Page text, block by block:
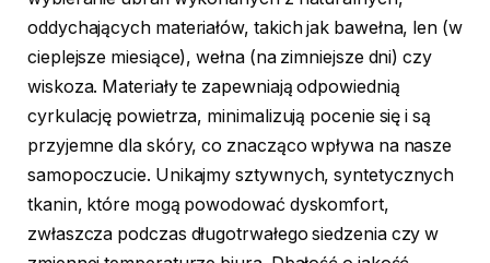
oddychających materiałów, takich jak bawełna, len (w
cieplejsze miesiące), wełna (na zimniejsze dni) czy
wiskoza. Materiały te zapewniają odpowiednią
cyrkulację powietrza, minimalizują pocenie się i są
przyjemne dla skóry, co znacząco wpływa na nasze
samopoczucie. Unikajmy sztywnych, syntetycznych
tkanin, które mogą powodować dyskomfort,
zwłaszcza podczas długotrwałego siedzenia czy w